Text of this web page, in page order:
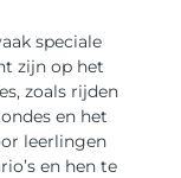
speciale
zijn op het
zoals rijden
en het
leerlingen
en hen te